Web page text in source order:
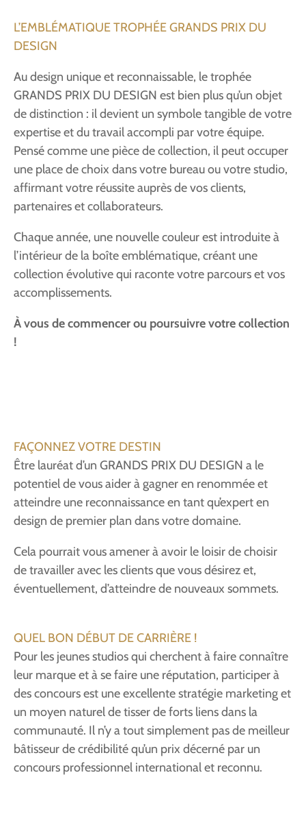
L’EMBLÉMATIQUE TROPHÉE GRANDS PRIX DU
DESIGN
Au design unique et reconnaissable, le trophée
GRANDS PRIX DU DESIGN est bien plus qu’un objet
de distinction : il devient un symbole tangible de votre
expertise et du travail accompli par votre équipe.
Pensé comme une pièce de collection, il peut occuper
une place de choix dans votre bureau ou votre studio,
affirmant votre réussite auprès de vos clients,
partenaires et collaborateurs.
Chaque année, une nouvelle couleur est introduite à
l’intérieur de la boîte emblématique, créant une
collection évolutive qui raconte votre parcours et vos
accomplissements.
À vous de commencer ou poursuivre votre collection
!
FAÇONNEZ VOTRE DESTIN
Être lauréat d’un GRANDS PRIX DU DESIGN a le
potentiel de vous aider à gagner en renommée et
atteindre une reconnaissance en tant qu’expert en
design de premier plan dans votre domaine.
Cela pourrait vous amener à avoir le loisir de choisir
de travailler avec les clients que vous désirez et,
éventuellement, d’atteindre de nouveaux sommets.
QUEL BON DÉBUT DE CARRIÈRE !
Pour les jeunes studios qui cherchent à faire connaître
leur marque et à se faire une réputation, participer à
des concours est une excellente stratégie marketing et
un moyen naturel de tisser de forts liens dans la
communauté. Il n’y a tout simplement pas de meilleur
bâtisseur de crédibilité qu’un prix décerné par un
concours professionnel international et reconnu.